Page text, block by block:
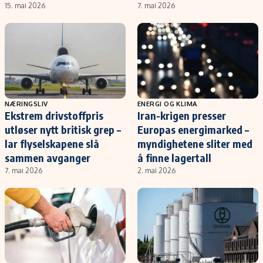
15. mai 2026 7. mai 2026
NÆRINGSLIV
Ekstrem drivstoffpris
utløser nytt britisk grep –
lar flyselskapene slå
sammen avganger
7. mai 2026
ENERGI OG KLIMA
Iran-krigen presser
Europas energimarked –
myndighetene sliter med
å finne lagertall
2. mai 2026